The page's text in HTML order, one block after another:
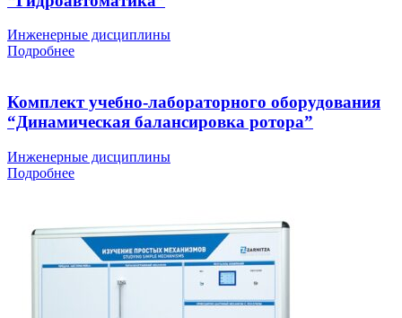
Инженерные дисциплины
Подробнее
Комплект учебно-лабораторного оборудования
“Динамическая балансировка ротора”
Инженерные дисциплины
Подробнее